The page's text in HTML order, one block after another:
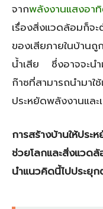
จากพลังงานแสงอา
เรื่องสิ่งแวดล้อมก็จ
ของเสียภายในบ้านถู
น้ำเสีย ซึ่งอาจจะนำ
ก๊าซที่สามารถนำมา
ประหยัดพลังงานและ
การสร้างบ้านให้ประ
ช่วยโลกและสิ่งแว
นำแนวคิดนี้ไปประยุก